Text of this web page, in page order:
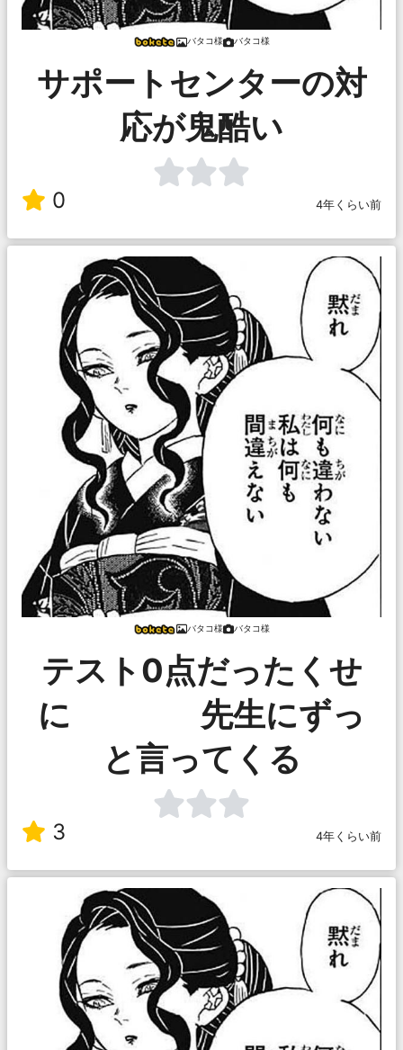
バタコ様 バタコ様
サポートセンターの対
応が鬼酷い
0 4年くらい前
バタコ様 バタコ様
テスト0点だったくせ
に 先生にずっ
と言ってくる
3 4年くらい前